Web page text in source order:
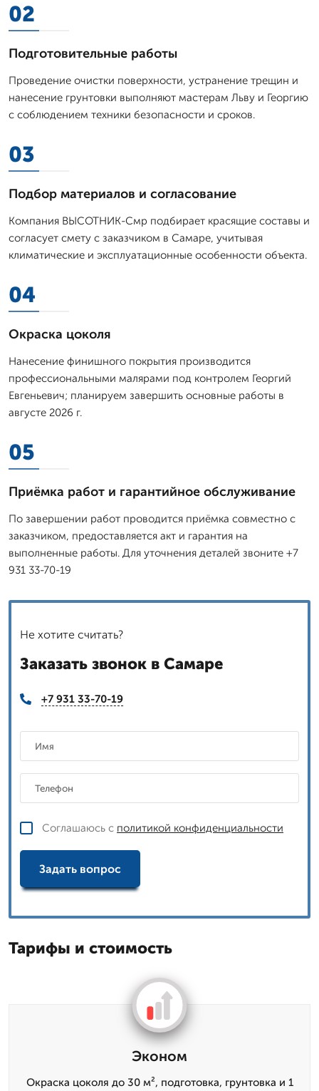
02
Подготовительные работы
Проведение очистки поверхности, устранение трещин и
нанесение грунтовки выполняют мастерам Льву и Георгию
с соблюдением техники безопасности и сроков.
03
Подбор материалов и согласование
Компания ВЫСОТНИК-Смр подбирает красящие составы и
согласует смету с заказчиком в Самаре, учитывая
климатические и эксплуатационные особенности объекта.
04
Окраска цоколя
Нанесение финишного покрытия производится
профессиональными малярами под контролем Георгий
Евгеньевич; планируем завершить основные работы в
августе 2026 г.
05
Приёмка работ и гарантийное обслуживание
По завершении работ проводится приёмка совместно с
заказчиком, предоставляется акт и гарантия на
выполненные работы. Для уточнения деталей звоните +7
931 33-70-19
Не хотите считать?
Заказать звонок в Самаре
+7 931 33-70-19
Соглашаюсь с политикой конфиденциальности
Задать вопрос
Тарифы и стоимость
Эконом
Окраска цоколя до 30 м², подготовка, грунтовка и 1